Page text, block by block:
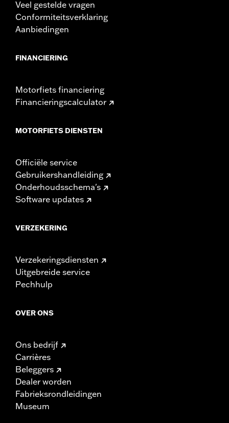
Veel gestelde vragen
Conformiteitsverklaring
Aanbiedingen
FINANCIERING
Motorfiets financiering
Financieringscalculator
MOTORFIETS DIENSTEN
Officiële service
Gebruikershandleiding
Onderhoudsschema's
Software updates
VERZEKERING
Verzekeringsdiensten
Uitgebreide service
Pechhulp
OVER ONS
Ons bedrijf
Carrières
Beleggers
Dealer worden
Fabrieksrondleidingen
Museum